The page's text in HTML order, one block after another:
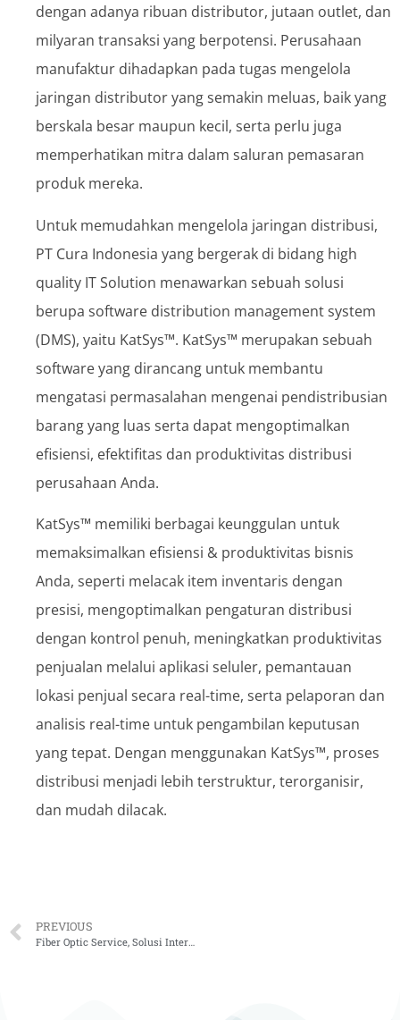
dengan adanya ribuan distributor, jutaan outlet, dan
milyaran transaksi yang berpotensi. Perusahaan
manufaktur dihadapkan pada tugas mengelola
jaringan distributor yang semakin meluas, baik yang
berskala besar maupun kecil, serta perlu juga
memperhatikan mitra dalam saluran pemasaran
produk mereka.
Untuk memudahkan mengelola jaringan distribusi,
PT Cura Indonesia yang bergerak di bidang high
quality IT Solution menawarkan sebuah solusi
berupa software distribution management system
(DMS), yaitu KatSys™. KatSys™ merupakan sebuah
software yang dirancang untuk membantu
mengatasi permasalahan mengenai pendistribusian
barang yang luas serta dapat mengoptimalkan
efisiensi, efektifitas dan produktivitas distribusi
perusahaan Anda.
KatSys™ memiliki berbagai keunggulan untuk
memaksimalkan efisiensi & produktivitas bisnis
Anda, seperti melacak item inventaris dengan
presisi, mengoptimalkan pengaturan distribusi
dengan kontrol penuh, meningkatkan produktivitas
penjualan melalui aplikasi seluler, pemantauan
lokasi penjual secara real-time, serta pelaporan dan
analisis real-time untuk pengambilan keputusan
yang tepat. Dengan menggunakan KatSys™, proses
distribusi menjadi lebih terstruktur, terorganisir,
dan mudah dilacak.
PREVIOUS
Fiber Optic Service, Solusi Internet Berkecepatan Tinggi